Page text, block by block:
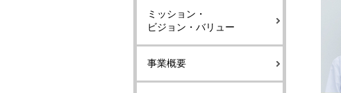
ミッション・
ビジョン・バリュー
事業概要